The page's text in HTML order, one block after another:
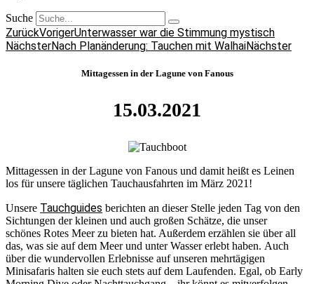
Suche
ZurückVorigerUnterwasser war die Stimmung mystisch
NächsterNach Planänderung: Tauchen mit WalhaiNächster
Mittagessen in der Lagune von Fanous
15.03.2021
Mittagessen in der Lagune von Fanous und damit heißt es Leinen
los für unsere täglichen Tauchausfahrten im März 2021!
Unsere Tauchguides berichten an dieser Stelle jeden Tag von den
Sichtungen der kleinen und auch großen Schätze, die unser
schönes Rotes Meer zu bieten hat. Außerdem erzählen sie über all
das, was sie auf dem Meer und unter Wasser erlebt haben. Auch
über die wundervollen Erlebnisse auf unseren mehrtägigen
Minisafaris halten sie euch stets auf dem Laufenden. Egal, ob Early